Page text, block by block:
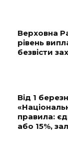
Верховна
рівень
безвісти
Від 1
правила:
або 15%,